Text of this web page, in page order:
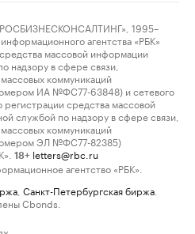
1995–
агентства «РБК»
массовой информации
надзору в сфере связи,
коммуникаций
ИА №ФС77-63848) и сетевого
регистрации средства массовой
службой по надзору в сфере связи,
коммуникаций
ЭЛ №ФС77-82385)
18+ letters@rbc.ru
агентство «РБК».
Санкт-Петербургская биржа
Cbonds.